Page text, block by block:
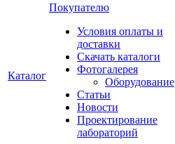
Каталог
Покупателю
Условия оплаты и
доставки
Скачать каталоги
Фотогалерея
Оборудование
Статьи
Новости
Проектирование
лабораторий